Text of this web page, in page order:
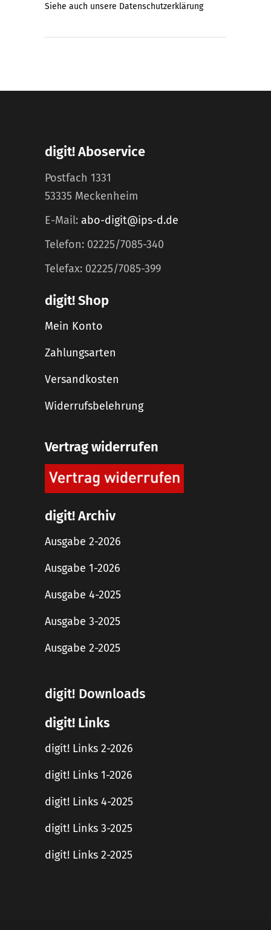
Siehe auch unsere Datenschutzerklärung
digit! Aboservice
Postfach 1331
53335 Meckenheim
E-Mail: abo-digit@ips-d.de
Telefon: 02225/7085-340
Telefax: 02225/7085-399
digit! Shop
Mein Konto
Zahlungsarten
Versandkosten
Widerrufsbelehrung
Vertrag widerrufen
digit! Archiv
Ausgabe 2-2026
Ausgabe 1-2026
Ausgabe 4-2025
Ausgabe 3-2025
Ausgabe 2-2025
digit! Downloads
digit! Links
digit! Links 2-2026
digit! Links 1-2026
digit! Links 4-2025
digit! Links 3-2025
digit! Links 2-2025